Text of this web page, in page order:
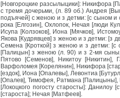
[Новгороцкие разсылыцики]: Никифора
с тремя дочерьми, (л. 89 об.) Андрея
подъячей] с женою и з детми: [с сыном и
рока [Елгозин], Охлопок, Нечая [люди
Исупа [Колзоков], Иона [Мячков],
Якова [Кудрявцев] з женою и з детми: [з
Семена [Кроткой] з женою и з детми: [с
[Палицын] з женою (л. 90) и з 2-мя
Пятово [Семенов], Никитоу [Никитин],
Варфоломея [Корелянин], Никифора
[ездок], Иона [Опалевы], Левонтиа
[Опалев], Тимофея, Ратмана
[Локоцкого погосту старосты]:
[староста]; Нечая [Матфеев].